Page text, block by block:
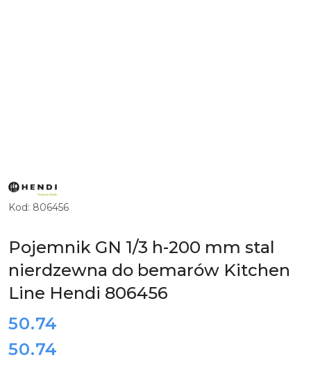
ZOBACZ
PRODUKTY
MARKI
HENDI
Kod: 806456
Pojemnik GN 1/3 h-200 mm stal
nierdzewna do bemarów Kitchen
Line Hendi 806456
cena:
50.74
Cena:
50.74